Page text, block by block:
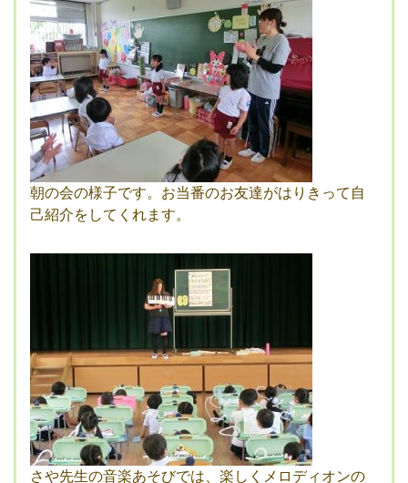
朝の会の様子です。お当番のお友達がはりきって自
己紹介をしてくれます。
さや先生の音楽あそびでは、楽しくメロディオンの